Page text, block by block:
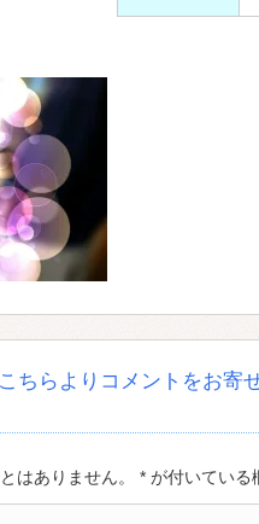
ちらよりコメントをお寄
はありません。 * が付いている